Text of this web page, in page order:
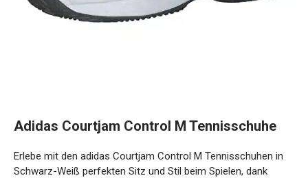
Adidas Courtjam Control M Tennisschuhe
Erlebe mit den adidas Courtjam Control M Tennisschuhen in
Schwarz-Weiß perfekten Sitz und Stil beim Spielen, dank